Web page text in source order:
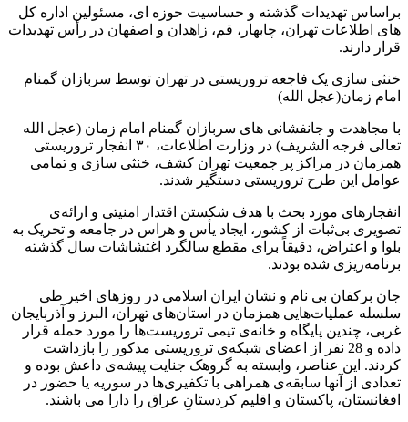
براساس تهدیدات گذشته و حساسیت حوزه ای، مسئولین اداره کل
های اطلاعات تهران، چابهار، قم، زاهدان و اصفهان در رأس تهدیدات
قرار دارند.
خنثی سازی یک فاجعه تروریستی در تهران توسط سربازان گمنام
امام زمان(عجل الله)
با مجاهدت و جانفشانی های سربازان گمنام امام زمان (عجل الله
تعالی فرجه الشریف) در وزارت اطلاعات، ٣٠ انفجار تروریستی
همزمان در مراکز پر جمعیت تهران کشف، خنثی سازی و تمامی
عوامل این طرح تروریستی دستگیر شدند.
انفجارهای مورد بحث با هدف شکستن اقتدار امنیتی و ارائه‌ی
تصویری بی‌ثبات از کشور، ایجاد یأس و هراس در جامعه و تحریک به
بلوا و اعتراض، دقیقاً برای مقطع سالگرد اغتشاشات سال گذشته
برنامه‌ریزی شده بودند.
جان برکفان بی نام و نشان ایران اسلامی در روزهای اخیر طی
سلسله عملیات‌هایی همزمان در استان‌های تهران، البرز و آذربایجان
غربی، چندین پایگاه و خانه‌ی تیمی تروریست‌ها را مورد حمله قرار
داده و 28 نفر از اعضای شبکه‌ی تروریستی مذکور را بازداشت
کردند. این عناصر، وابسته به گروهک جنایت پیشه‌ی داعش بوده و
تعدادی از آنها سابقه‌ی همراهی با تکفیری‌ها در سوریه یا حضور در
افغانستان، پاکستان و اقلیم کردستانِ عراق را دارا می باشند.